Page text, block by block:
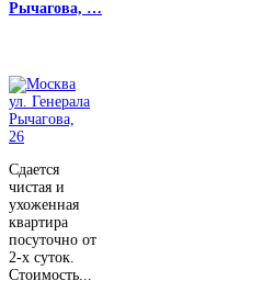
Рычагова, …
Сдается
чистая и
ухоженная
квартира
посуточно от
2-х суток.
Стоимость...